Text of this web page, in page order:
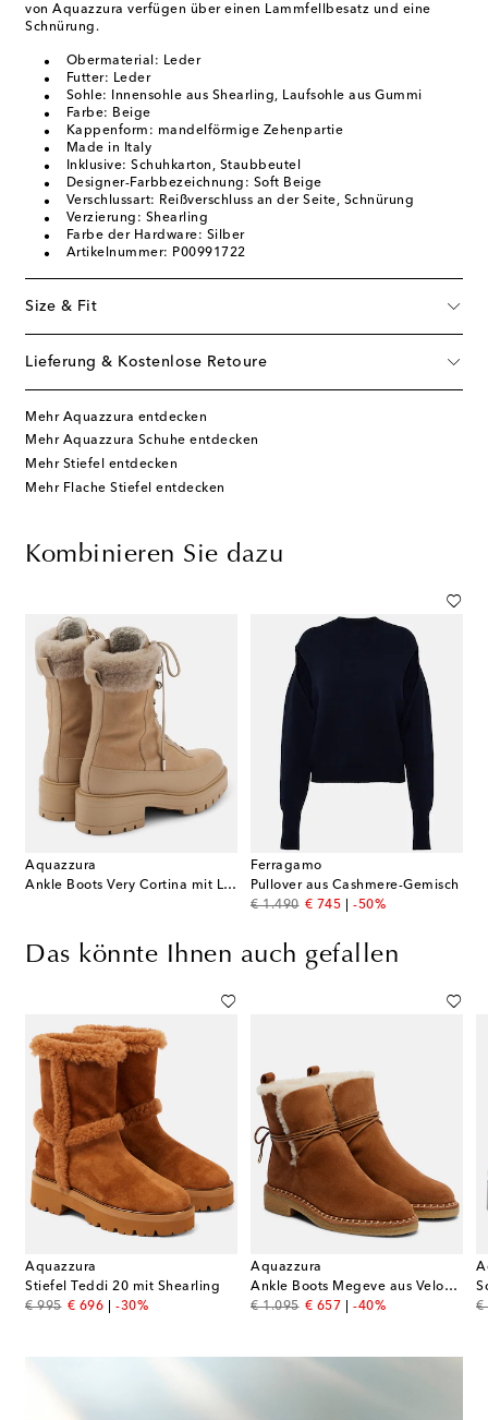
von Aquazzura verfügen über einen Lammfellbesatz und eine
Schnürung.
Obermaterial: Leder
Futter: Leder
Sohle: Innensohle aus Shearling, Laufsohle aus Gummi
Farbe: Beige
Kappenform: mandelförmige Zehenpartie
Made in Italy
Inklusive: Schuhkarton, Staubbeutel
Designer-Farbbezeichnung: Soft Beige
Verschlussart: Reißverschluss an der Seite, Schnürung
Verzierung: Shearling
Farbe der Hardware: Silber
Artikelnummer: P00991722
Size & Fit
Lieferung & Kostenlose Retoure
Mehr Aquazzura entdecken
Mehr Aquazzura Schuhe entdecken
Mehr Stiefel entdecken
Mehr Flache Stiefel entdecken
Kombinieren Sie dazu
Aquazzura
Ankle Boots Very Cortina mit Lammfell
Ferragamo
Pullover aus Cashmere-Gemisch
€ 1.490
original price
€ 745
discount price
-50%
Das könnte Ihnen auch gefallen
Aquazzura
Stiefel Teddi 20 mit Shearling
€ 995
original price
€ 696
discount price
-30%
Aquazzura
Ankle Boots Megeve aus Veloursleder
€ 1.095
original price
€ 657
discount price
-40% €